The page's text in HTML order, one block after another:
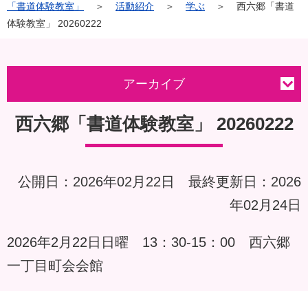
「書道体験教室」
＞ 活動紹介 ＞ 学ぶ ＞
西六郷「書道
体験教室」 20260222
西六郷「書道体験教室」 20260222
公開日：2026年02月22日 最終更新日：2026
年02月24日
2026年2月22日日曜 13：30-15：00 西六郷
一丁目町会会館
アーカイブ